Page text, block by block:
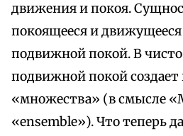
движения и покоя.
покоящееся и
подвижной покой. В
подвижной покой
«множества» (в смысле
«ensemble»). Что теперь